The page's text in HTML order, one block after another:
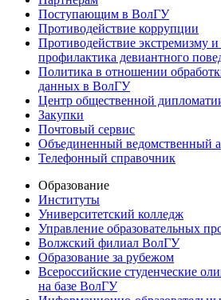
Поступающим в ВолГУ
Противодействие коррупции
Противодействие экстремизму и
профилактика девиантного
Политика в отношении
данных в ВолГУ
Центр общественной
Закупки
Почтовый сервис
Объединенный ведомственный
Телефонный справочник
Образование
Институты
Университетский колледж
Управление образовательных
Волжский филиал ВолГУ
Образование за рубежом
Всероссийские студенческие
на базе ВолГУ